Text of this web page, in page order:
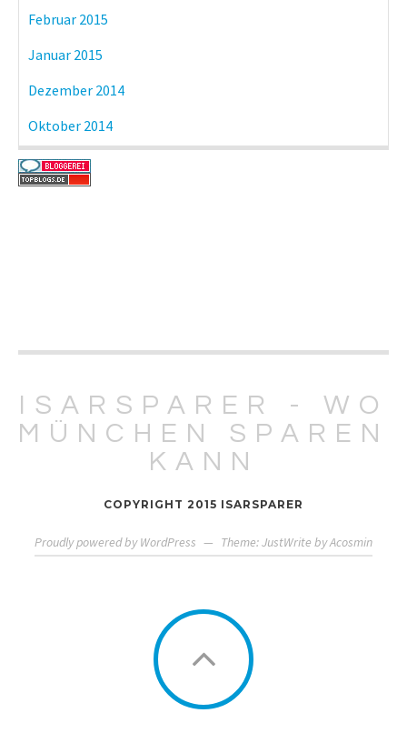
Februar 2015
Januar 2015
Dezember 2014
Oktober 2014
ISARSPARER - WO
MÜNCHEN SPAREN
KANN
COPYRIGHT 2015 ISARSPARER
Proudly powered by WordPress — Theme: JustWrite byAcosmin